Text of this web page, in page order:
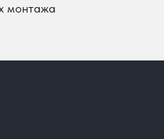
монтажа